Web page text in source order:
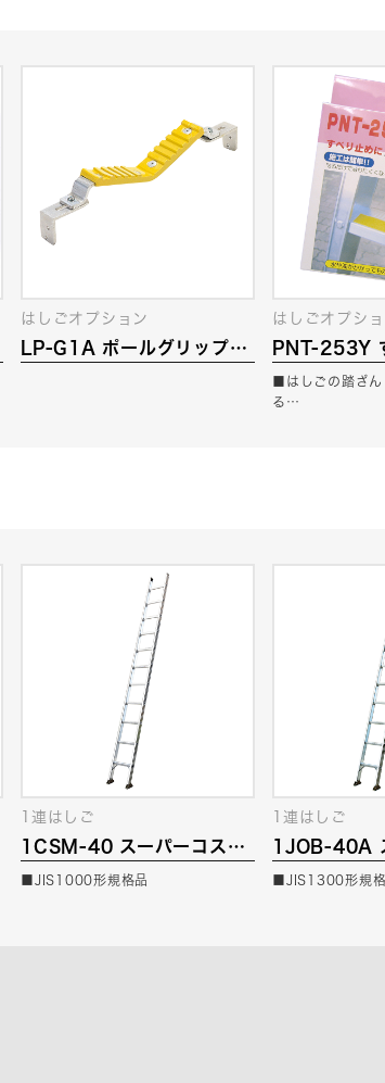
LP-G1A ポールグリップ
はしごオプション
PNT-253Y
プ
はしごオプシ
■はしごの踏ざ
る…
1CSM-40 スーパーコスモ
ス
1連はしご
■JIS1000形規格品
1JOB-40A
ブ
1連はしご
■JIS1300形規